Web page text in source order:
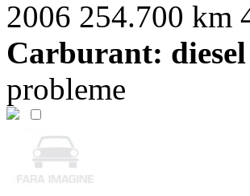
2006 254.700 km
Carburant: diesel
probleme